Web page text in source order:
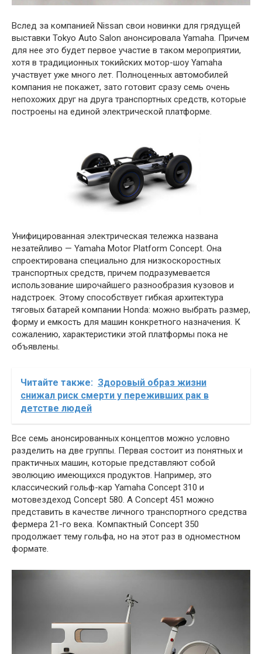
Вслед за компанией Nissan свои новинки для грядущей
выставки Tokyo Auto Salon анонсировала Yamaha. Причем
для нее это будет первое участие в таком мероприятии,
хотя в традиционных токийских мотор-шоу Yamaha
участвует уже много лет. Полноценных автомобилей
компания не покажет, зато готовит сразу семь очень
непохожих друг на друга транспортных средств, которые
построены на единой электрической платформе.
Унифицированная электрическая тележка названа
незатейливо — Yamaha Motor Platform Concept. Она
спроектирована специально для низкоскоростных
транспортных средств, причем подразумевается
использование широчайшего разнообразия кузовов и
надстроек. Этому способствует гибкая архитектура
тяговых батарей компании Honda: можно выбрать размер,
форму и емкость для машин конкретного назначения. К
сожалению, характеристики этой платформы пока не
объявлены.
Читайте также: Здоровый образ жизни
снижал риск смерти у переживших рак в
детстве людей
Все семь анонсированных концептов можно условно
разделить на две группы. Первая состоит из понятных и
практичных машин, которые представляют собой
эволюцию имеющихся продуктов. Например, это
классический гольф-кар Yamaha Concept 310 и
мотовездеход Concept 580. А Concept 451 можно
представить в качестве личного транспортного средства
фермера 21-го века. Компактный Concept 350
продолжает тему гольфа, но на этот раз в одноместном
формате.